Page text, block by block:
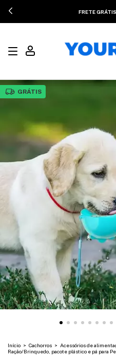
FRETE GRÁTIS
GRÁTIS
Início > Cachorros > Acessórios de
Ração/Brinquedo, pacote plástico e pá para